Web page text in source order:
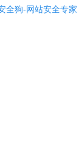
全狗-网站安全专家